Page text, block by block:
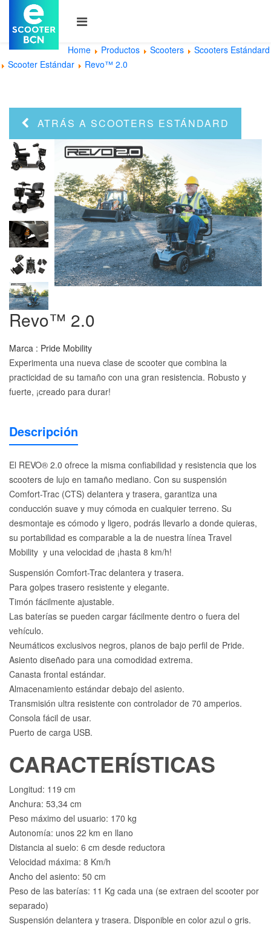
Home Productos Scooters
Scooters Estándard
Scooter Estándar
Revo™ 2.0
ATRÁS A SCOOTERS ESTÁNDARD
Revo™ 2.0
Marca : Pride Mobility
Experimenta una nueva clase de scooter que combina la
practicidad de su tamaño con una gran resistencia. Robusto y
fuerte, ¡creado para durar!
Descripción
El REVO® 2.0 ofrece la misma confiabilidad y resistencia que los
scooters de lujo en tamaño mediano. Con su suspensión
Comfort-Trac (CTS) delantera y trasera, garantiza una
conducción suave y muy cómoda en cualquier terreno. Su
desmontaje es cómodo y ligero, podrás llevarlo a donde quieras,
su portabilidad es comparable a la de nuestra línea Travel
Mobility y una velocidad de ¡hasta 8 km/h!
Suspensión Comfort-Trac delantera y trasera.
Para golpes trasero resistente y elegante.
Timón fácilmente ajustable.
Las baterías se pueden cargar fácilmente dentro o fuera del
vehículo.
Neumáticos exclusivos negros, planos de bajo perfil de Pride.
Asiento diseñado para una comodidad extrema.
Canasta frontal estándar.
Almacenamiento estándar debajo del asiento.
Transmisión ultra resistente con controlador de 70 amperios.
Consola fácil de usar.
Puerto de carga USB.
CARACTERÍSTICAS
Longitud: 119 cm
Anchura: 53,34 cm
Peso máximo del usuario: 170 kg
Autonomía: unos 22 km en llano
Distancia al suelo: 6 cm desde reductora
Velocidad máxima: 8 Km/h
Ancho del asiento: 50 cm
Peso de las baterías: 11 Kg cada una (se extraen del scooter por
separado)
Suspensión delantera y trasera. Disponible en color azul o gris.